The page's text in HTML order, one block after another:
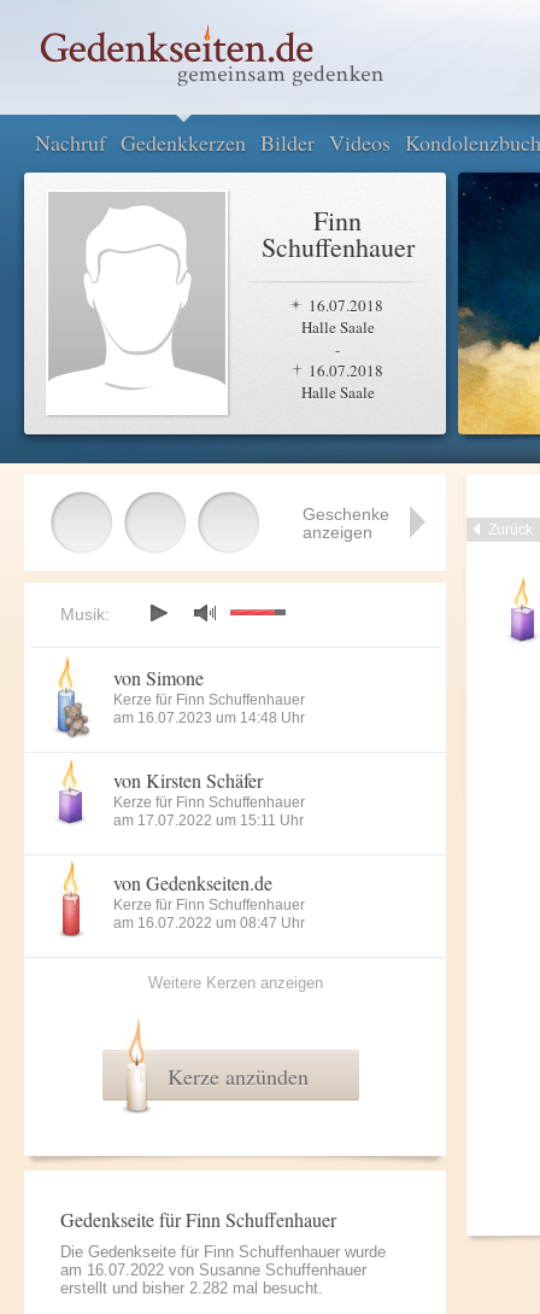
Nachruf Gedenkkerzen Bilder Videos Kondolenzbuch
Finn
Schuffenhauer
16.07.2018
Halle Saale
-
16.07.2018
Halle Saale
Zurück
Geschenke
anzeigen
Musik:
von Simone
Kerze für Finn Schuffenhauer
am 16.07.2023 um 14:48 Uhr
von Kirsten Schäfer
Kerze für Finn Schuffenhauer
am 17.07.2022 um 15:11 Uhr
von Gedenkseiten.de
Kerze für Finn Schuffenhauer
am 16.07.2022 um 08:47 Uhr
Weitere Kerzen anzeigen
Kerze anzünden
Gedenkseite für Finn Schuffenhauer
Die Gedenkseite für Finn Schuffenhauer wurde
am 16.07.2022 von Susanne Schuffenhauer
erstellt und bisher 2.282 mal besucht.